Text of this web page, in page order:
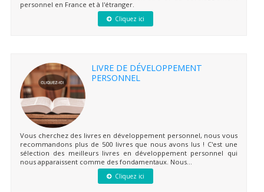
personnel en France et à l'étranger.
Cliquez ici
LIVRE DE DÉVELOPPEMENT
PERSONNEL
Vous cherchez des livres en développement personnel, nous vous
recommandons plus de 500 livres que nous avons lus ! C'est une
sélection des meilleurs livres en développement personnel qui
nous apparaissent comme des fondamentaux. Nous...
Cliquez ici